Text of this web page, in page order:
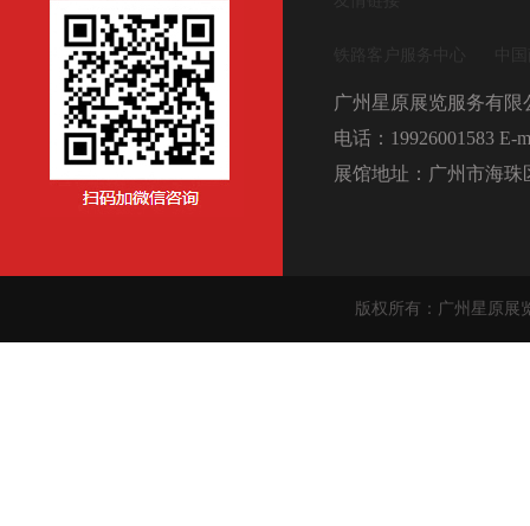
广州星原展览服务有限
电话：19926001583 E-
展馆地址：广州市海珠
版权所有：广州星原